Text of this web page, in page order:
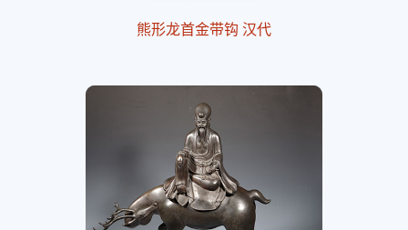
熊形龙首金带钩 汉代